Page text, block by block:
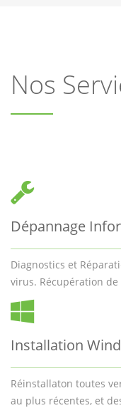
Nos
Dépannage
Diagnostics et
virus. Récupération de
Installation
Réinstallaton toutes
au plus récentes, et